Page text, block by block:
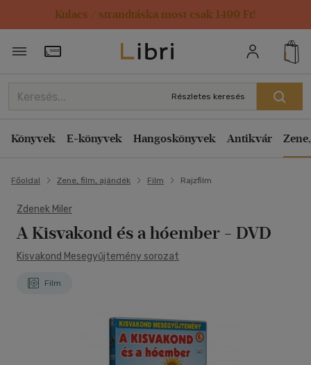
Kulacs / strandtáska most csak 1499 Ft!
Törzsvásárlói Kártya adatai
Részletes keresés
Könyvek E-könyvek Hangoskönyvek Antikvár
Főoldal Zene, film, ajándék Film Rajzfilm
Zdenek Miler
A Kisvakond és a hóember - DVD
Kisvakond Mesegyűjtemény sorozat
Film